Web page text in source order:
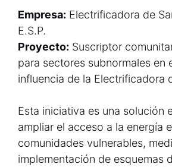
Empresa: Electrificadora de
E.S.P.
Proyecto: Suscriptor
para sectores subnormales en
influencia de la Electrificadora
Esta iniciativa es una solución
ampliar el acceso a la energía
comunidades vulnerables,
implementación de esquemas